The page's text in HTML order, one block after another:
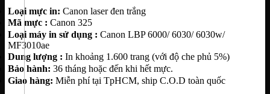
Loại mực in: Canon laser đen trắng
Mã mực : Canon 325
Loại máy in sử dụng : Canon LBP 6000/ 6030/ 6030w/
MF3010ae
Dung lượng : In khoảng 1.600 trang (với độ che phủ 5%)
Bảo hành: 36 tháng hoặc đến khi hết mực.
Giao hàng: Miễn phí tại TpHCM, ship C.O.D toàn quốc